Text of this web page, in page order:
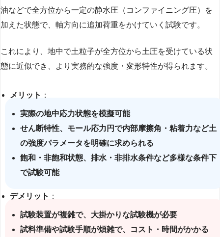
油などで全方位から一定の静水圧（コンファイニング圧）を
加えた状態で、軸方向に追加荷重をかけていく試験です。
これにより、地中で土粒子が全方位から土圧を受けている状
態に近似でき、より実務的な強度・変形特性が得られます。
メリット ：
実際の地中応力状態を模擬可能
せん断特性、モール応力円で内部摩擦角・粘着力など土
の強度パラメータを明確に求められる
飽和・非飽和状態、排水・非排水条件など多様な条件下
で試験可能
デメリット ：
試験装置が複雑で、大掛かりな試験機が必要
試料準備や試験手順が煩雑で、コスト・時間がかかる